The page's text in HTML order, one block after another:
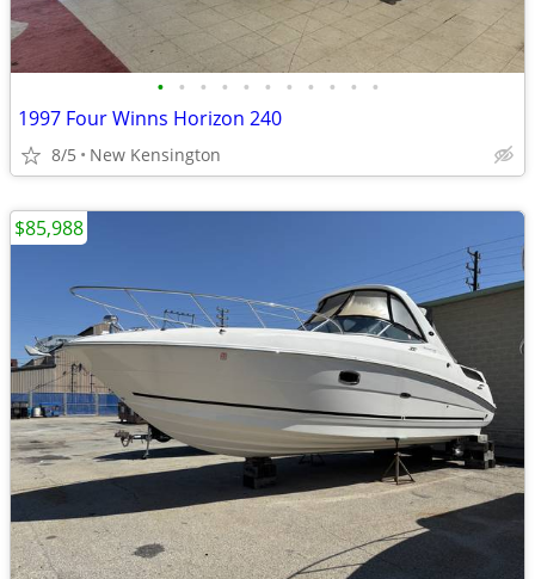
• • • • • • • • • • •
1997 Four Winns Horizon 240
8/5 New Kensington
$85,988